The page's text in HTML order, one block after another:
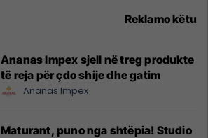
Reklamo këtu
Ananas Impex sjell në treg produkte
të reja për çdo shije dhe gatim
Ananas Impex
Maturant, puno nga shtëpia! Studio